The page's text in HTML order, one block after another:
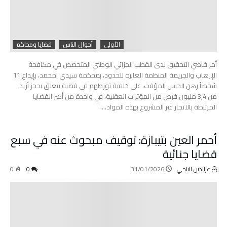
الأولى أحوال الناس قضايا ومحاكم
أمر قاضي التحقيق لدى القطب الجزائي الوطني المتخصص في مكافحة
الإرهاب والجريمة المنظمة العابرة للحدود، بمحكمة سيدي امحمد، بإيداع 11
شخصاً رهن الحبس المؤقت، على خلفية تورطهم في قضية تتعلق بحجز أزيد
من 3,4 مليون قرص من المؤثرات العقلية، في واحدة من أكبر القضايا
المرتبطة بالاتجار غير المشروع بهذه المواد.…
أحمر العين بتيبازة: توقيف مبحوث عنه في سبع
قضايا جنائية
عزالدين الباجي 31/01/2026
0